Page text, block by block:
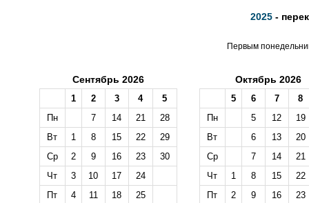
2025 -
Первым
Сентябрь 2026
1 2 3 4
5
Пн
7 14 21
28
Вт
1 8 15 22
29
Ср
2 9 16 23
30
Чт
3 10 17
24
Пт
4 11 18
25
Октябрь 2026
5 6 7
8
Пн
5 12
19
Вт
6 13
20
Ср
7 14
21
Чт
1 8 15
22
Пт
2 9 16
23